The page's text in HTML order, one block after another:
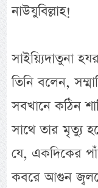
নাউযুবিল্লাহ!
সাইয়্যিদাতুনা
তিনি বলেন,
সবখানে কঠিন
সাথে তার মৃত্যু
যে, একদিকের
কবরে আগুন